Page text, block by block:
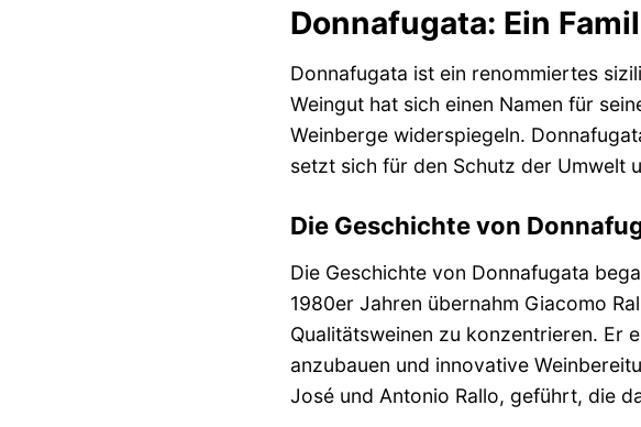
Donnafugata: Ein
Donnafugata ist ein renommiertes
Weingut hat sich einen Namen für
Weinberge widerspiegeln.
setzt sich für den Schutz der Umwelt
Die Geschichte von
Die Geschichte von Donnafugata
1980er Jahren übernahm Giacomo
Qualitätsweinen zu konzentrieren. Er
anzubauen und innovative
José und Antonio Rallo, geführt, die